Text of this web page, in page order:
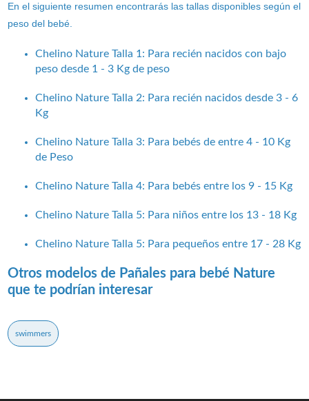
En el siguiente resumen encontrarás las tallas disponibles según el
peso del bebé.
Chelino Nature Talla 1: Para recién nacidos con bajo
peso desde 1 - 3 Kg de peso
Chelino Nature Talla 2: Para recién nacidos desde 3 - 6
Kg
Chelino Nature Talla 3: Para bebés de entre 4 - 10 Kg
de Peso
Chelino Nature Talla 4: Para bebés entre los 9 - 15 Kg
Chelino Nature Talla 5: Para niños entre los 13 - 18 Kg
Chelino Nature Talla 5: Para pequeños entre 17 - 28 Kg
Otros modelos de Pañales para bebé Nature
que te podrían interesar
swimmers